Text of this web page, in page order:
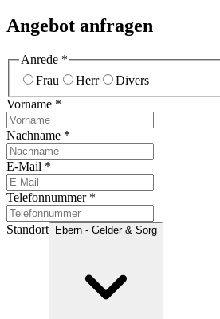
Angebot anfragen
Anrede *
Frau
Herr
Divers
Vorname *
Nachname *
E-Mail *
Telefonnummer*
Standort Ebern - Gelder & Sorg